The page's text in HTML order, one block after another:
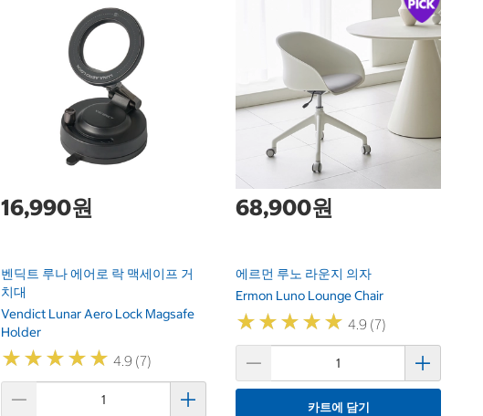
16,990원
벤딕트 루나 에어로 락 맥세이프 거
치대
Vendict Lunar Aero Lock Magsafe
Holder
★★★★★
★★★★★ 4.9 (7)
68,900원
에르먼 루노 라운지 의자
Ermon Luno Lounge Chair
★★★★★
★★★★★ 4.9 (7)
카트에 담기